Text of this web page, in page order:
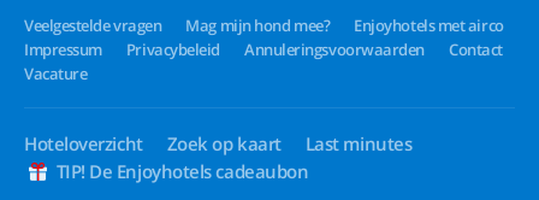
Veelgestelde vragen Mag mijn hond mee?
Enjoyhotels met airco
Impressum
Privacybeleid Annuleringsvoorwaarden
Contact
Vacature
Hoteloverzicht Zoek op kaart
Last minutes
TIP! De Enjoyhotels cadeaubon